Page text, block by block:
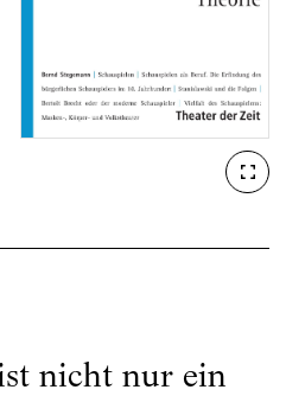
nicht nur ein